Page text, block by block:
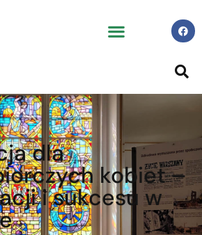
dla
kobiet –
i sukcesu w